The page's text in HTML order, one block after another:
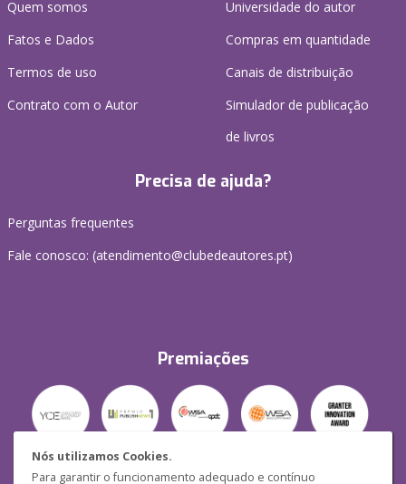
Nós utilizamos Cookies.
Para garantir o funcionamento adequado e contínuo
Quem somos
Fatos e Dados
Termos de uso
Contrato com o Autor
Universidade do autor
Compras em quantidade
Canais de distribuição
Simulador de publicação
de livros
Precisa de ajuda?
Perguntas frequentes
Fale conosco: (atendimento@clubedeautores.pt)
Premiações